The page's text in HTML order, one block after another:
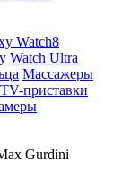
Watch8
Watch Ultra
Массажеры
TV-приставки
Gurdini